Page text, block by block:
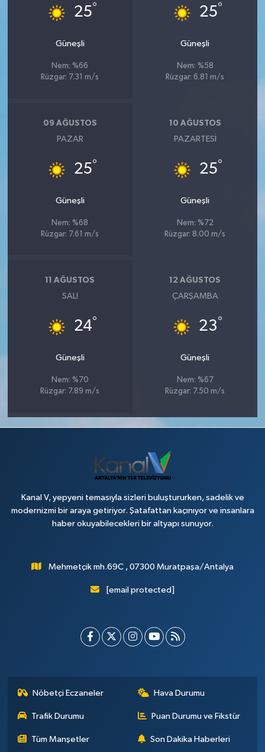
25°
Güneşli
Nem: %66
Rüzgar: 7.31 m/s
25°
Güneşli
Nem: %58
Rüzgar: 6.81 m/s
09 AĞUSTOS
PAZAR
25°
Güneşli
Nem: %68
Rüzgar: 7.61 m/s
10 AĞUSTOS
PAZARTESI
25°
Güneşli
Nem: %72
Rüzgar: 8.00 m/s
11 AĞUSTOS
SALI
24°
Güneşli
Nem: %70
Rüzgar: 7.89 m/s
12 AĞUSTOS
ÇARŞAMBA
23°
Güneşli
Nem: %67
Rüzgar: 7.50 m/s
Kanal V, yepyeni temasıyla sizleri buluştururken, sadelik ve
modernizmi bir araya getiriyor. Şatafattan kaçınıyor ve insanlara
haber okuyabilecekleri bir altyapı sunuyor.
Mehmetçik mh.69C , 07300 Muratpaşa/Antalya
[email protected]
Nöbetçi Eczaneler Hava Durumu
Trafik Durumu Puan Durumu ve Fikstür
Tüm Manşetler Son Dakika Haberleri